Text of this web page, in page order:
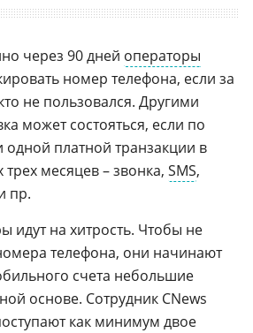
через 90 дней операторы
номер телефона, если за
не пользовался. Другими
может состояться, если по
платной транзакции в
месяцев – звонка, SMS,
пр.
идут на хитрость. Чтобы не
телефона, они начинают
счета небольшие
основе. Сотрудник CNews
как минимум двое